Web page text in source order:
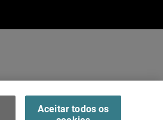
Aceitar todos os